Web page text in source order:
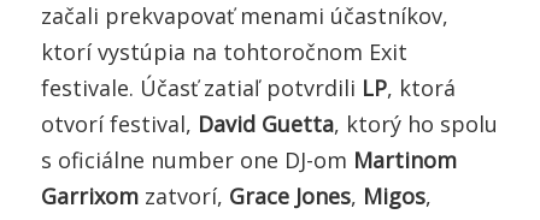
začali prekvapovať menami účastníkov,
ktorí vystúpia na tohtoročnom Exit
festivale. Účasť zatiaľ potvrdili LP, ktorá
otvorí festival, David Guetta, ktorý ho spolu
s oficiálne number one DJ-om Martinom
Garrixomzatvorí, Grace Jones, Migos,